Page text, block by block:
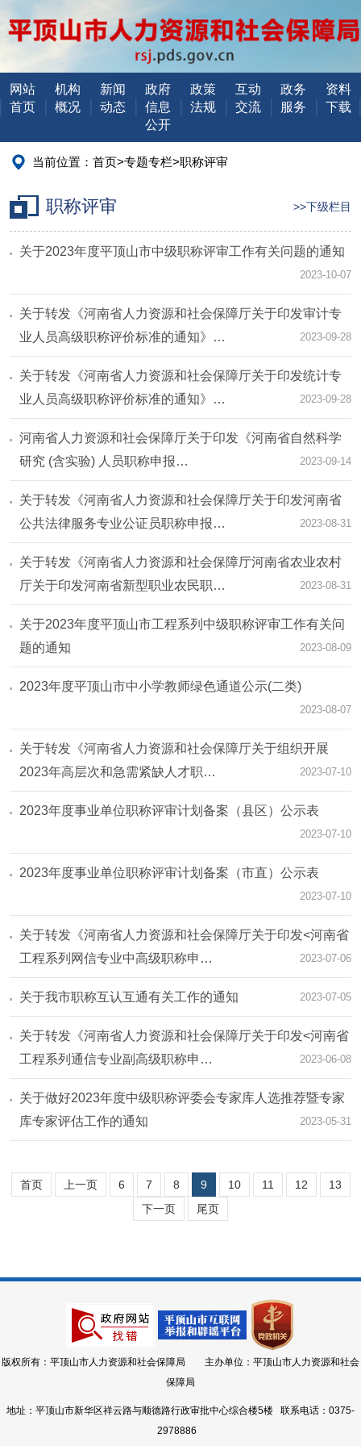
网站
首页
机构
概况
新闻
动态
政府
信息
公开
政策
法规
互动
交流
政务
服务
资料
下载
当前位置： 首页>专题专栏>职称评审
职称评审 >>下级栏目
关于2023年度平顶山市中级职称评审工作有关问题的通知
2023-10-07
关于转发《河南省人力资源和社会保障厅关于印发审计专
业人员高级职称评价标准的通知》…
2023-09-28
关于转发《河南省人力资源和社会保障厅关于印发统计专
业人员高级职称评价标准的通知》…
2023-09-28
河南省人力资源和社会保障厅关于印发《河南省自然科学
研究 (含实验) 人员职称申报…
2023-09-14
关于转发《河南省人力资源和社会保障厅关于印发河南省
公共法律服务专业公证员职称申报…
2023-08-31
关于转发《河南省人力资源和社会保障厅河南省农业农村
厅关于印发河南省新型职业农民职…
2023-08-31
关于2023年度平顶山市工程系列中级职称评审工作有关问
题的通知
2023-08-09
2023年度平顶山市中小学教师绿色通道公示(二类)
2023-08-07
关于转发《河南省人力资源和社会保障厅关于组织开展
2023年高层次和急需紧缺人才职…
2023-07-10
2023年度事业单位职称评审计划备案（县区）公示表
2023-07-10
2023年度事业单位职称评审计划备案（市直）公示表
2023-07-10
关于转发《河南省人力资源和社会保障厅关于印发<河南省
工程系列网信专业中高级职称申…
2023-07-06
关于我市职称互认互通有关工作的通知 2023-07-05
关于转发《河南省人力资源和社会保障厅关于印发<河南省
工程系列通信专业副高级职称申…
2023-06-08
关于做好2023年度中级职称评委会专家库人选推荐暨专家
库专家评估工作的通知
2023-05-31
首页 上一页 6 7 8 9 10 11 12
13
下一页
尾页
版权所有：平顶山市人力资源和社会保障局 主办单位：平顶山市人力资源和社会
保障局
地址：平顶山市新华区祥云路与顺德路行政审批中心综合楼5楼 联系电话：0375-
2978886